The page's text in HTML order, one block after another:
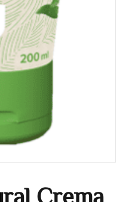
Crema